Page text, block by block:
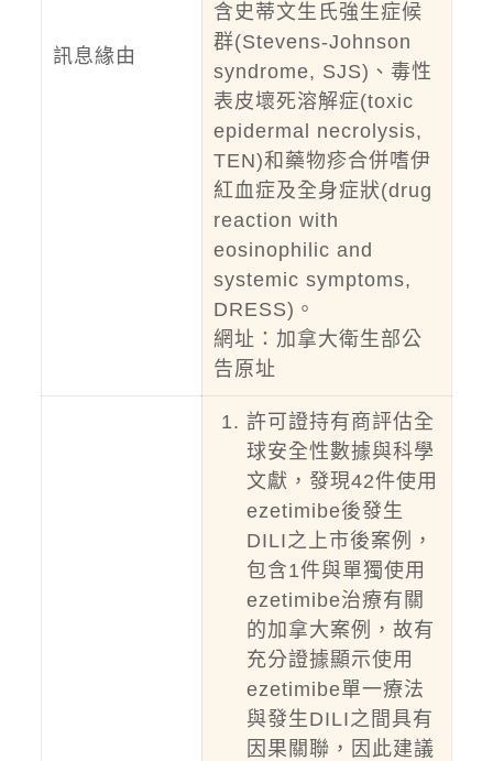
訊息緣由
含史蒂文生氏強生症候
群(Stevens-Johnson
syndrome, SJS)、毒性
表皮壞死溶解症(toxic
epidermal necrolysis,
TEN)和藥物疹合併嗜伊
紅血症及全身症狀(drug
reaction with
eosinophilic and
systemic symptoms,
DRESS)。
網址： 加拿大衛生部公
告原址
許可證持有商評估全
球安全性數據與科學
文獻，發現42件使用
ezetimibe後發生
DILI之上市後案例，
包含1件與單獨使用
ezetimibe治療有關
的加拿大案例，故有
充分證據顯示使用
ezetimibe單一療法
與發生DILI之間具有
因果關聯，因此建議